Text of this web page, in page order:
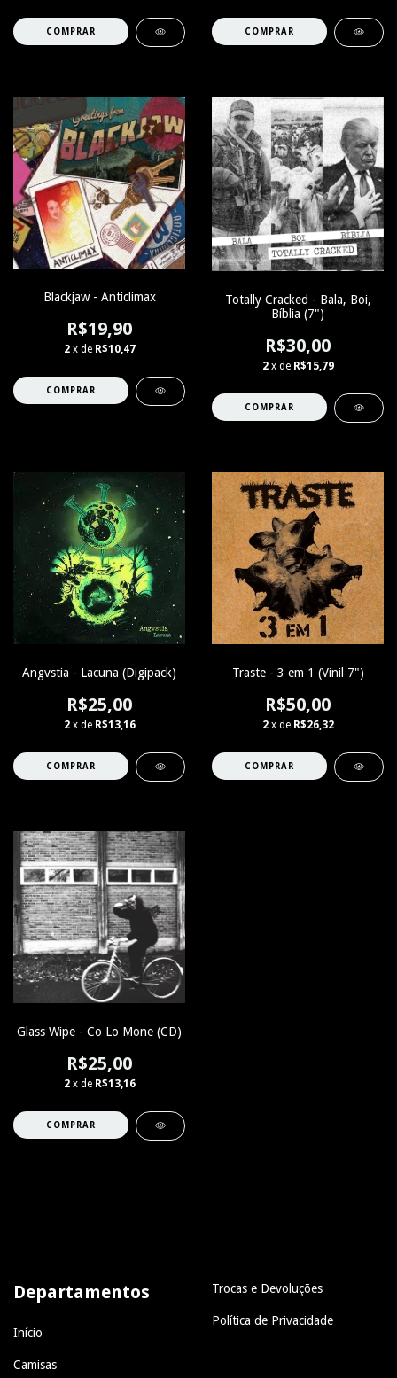
Blackjaw - Anticlimax
R$19,90
2 x de R$10,47
Totally Cracked - Bala, Boi,
Bíblia (7")
R$30,00
2 x de R$15,79
Angvstia - Lacuna (Digipack)
R$25,00
2 x de R$13,16
Traste - 3 em 1 (Vinil 7")
R$50,00
2 x de R$26,32
Glass Wipe - Co Lo Mone (CD)
R$25,00
2 x de R$13,16
Departamentos
Início
Camisas
Trocas e Devoluções
Política de Privacidade